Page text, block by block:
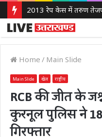
Home / Main Slide
Main Slide खेल राष्ट्रीय
RCB की जीत के
कुरनूल पुलिस ने
गिरफ्तार